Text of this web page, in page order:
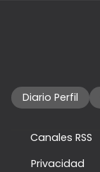
Diario Perfil
Canales RSS
Privacidad